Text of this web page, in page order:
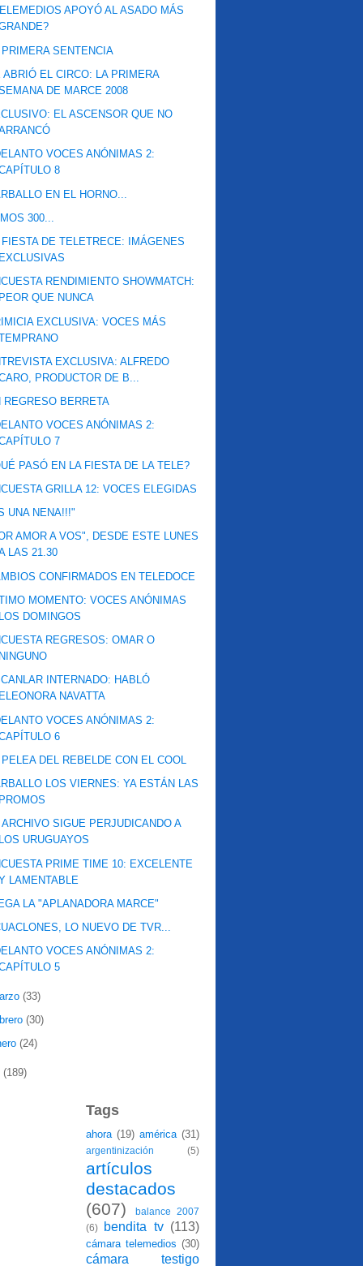
APOYÓ AL ASADO MÁS
PRIMERA SENTENCIA
ABRIÓ EL CIRCO: LA PRIMERA
DE MARCE 2008
EL ASCENSOR QUE NO
VOCES ANÓNIMAS 2:
8
EN EL HORNO...
300...
FIESTA DE TELETRECE: IMÁGENES
RENDIMIENTO SHOWMATCH:
QUE NUNCA
EXCLUSIVA: VOCES MÁS
EXCLUSIVA: ALFREDO
PRODUCTOR DE B...
REGRESO BERRETA
VOCES ANÓNIMAS 2:
7
PASÓ EN LA FIESTA DE LA TELE?
GRILLA 12: VOCES ELEGIDAS
UNA NENA!!!"
AMOR A VOS", DESDE ESTE LUNES
LAS 21.30
CONFIRMADOS EN TELEDOCE
MOMENTO: VOCES ANÓNIMAS
DOMINGOS
REGRESOS: OMAR O
INTERNADO: HABLÓ
NAVATTA
VOCES ANÓNIMAS 2:
6
DEL REBELDE CON EL COOL
LOS VIERNES: YA ESTÁN LAS
ARCHIVO SIGUE PERJUDICANDO A
URUGUAYOS
PRIME TIME 10: EXCELENTE
LAMENTABLE
LA "APLANADORA MARCE"
LO NUEVO DE TVR...
VOCES ANÓNIMAS 2:
5
(33)
(30)
(24)
(189)
Tags
ahora (19) américa (31)
argentinización (5)
artículos
destacados
(607)
balance 2007
(6)
bendita tv (113)
cámara telemedios (30)
cámara testigo